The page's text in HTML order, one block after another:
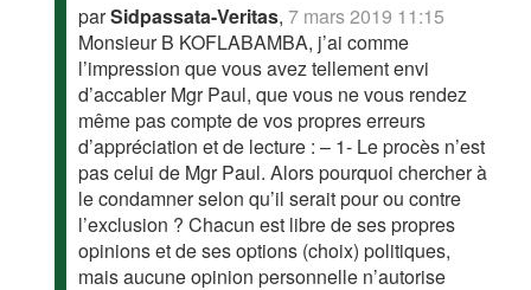
parSidpassata-Veritas,7 mars 2019 11:15
Monsieur B KOFLABAMBA, j’ai comme
l’impression que vous avez tellement envi
d’accabler Mgr Paul, que vous ne vous rendez
même pas compte de vos propres erreurs
d’appréciation et de lecture : – 1- Le procès n’est
pas celui de Mgr Paul. Alors pourquoi chercher à
le condamner selon qu’il serait pour ou contre
l’exclusion ? Chacun est libre de ses propres
opinions et de ses options (choix) politiques,
mais aucune opinion personnelle n’autorise